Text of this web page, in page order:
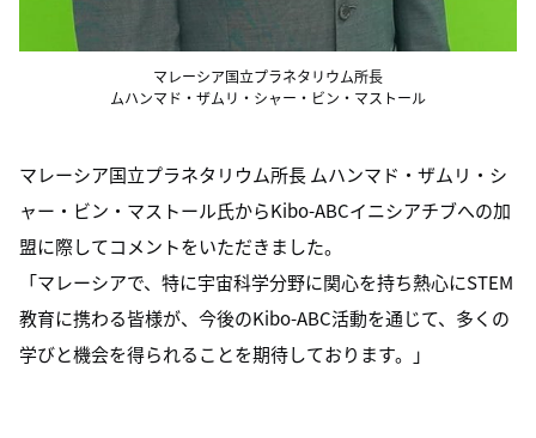
マレーシア国立プラネタリウム所長
ムハンマド・ザムリ・シャー・ビン・マストール
マレーシア国立プラネタリウム所長 ムハンマド・ザムリ・シ
ャー・ビン・マストール氏からKibo-ABCイニシアチブへの加
盟に際してコメントをいただきました。
「マレーシアで、特に宇宙科学分野に関心を持ち熱心にSTEM
教育に携わる皆様が、今後のKibo-ABC活動を通じて、多くの
学びと機会を得られることを期待しております。」